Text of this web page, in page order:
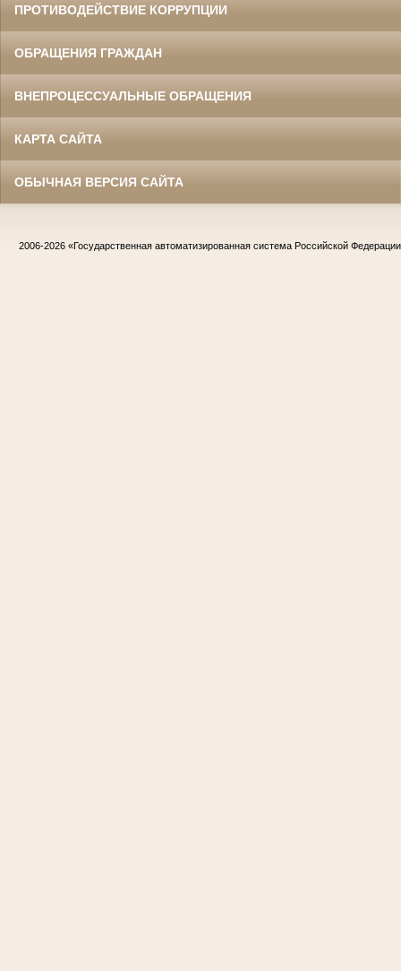
ПРОТИВОДЕЙСТВИЕ КОРРУПЦИИ
ОБРАЩЕНИЯ ГРАЖДАН
ВНЕПРОЦЕССУАЛЬНЫЕ ОБРАЩЕНИЯ
КАРТА САЙТА
ОБЫЧНАЯ ВЕРСИЯ САЙТА
2006-2026 «Государственная автоматизированная система Российской